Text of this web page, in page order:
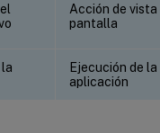
Acción de vista
pantalla
Ejecución de la
aplicación